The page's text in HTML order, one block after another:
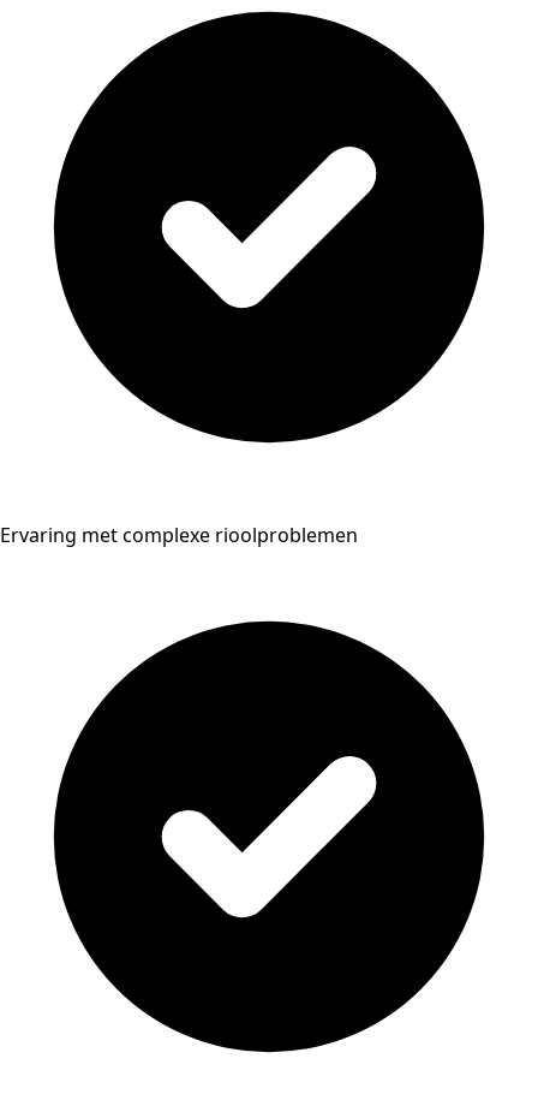
Ervaring met complexe rioolproblemen